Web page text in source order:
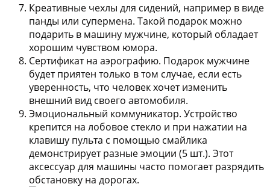
Креативные чехлы для сидений, например в виде
панды или супермена. Такой подарок можно
подарить в машину мужчине, который обладает
хорошим чувством юмора.
Сертификат на аэрографию. Подарок мужчине
будет приятен только в том случае, если есть
уверенность, что человек хочет изменить
внешний вид своего автомобиля.
Эмоциональный коммуникатор. Устройство
крепится на лобовое стекло и при нажатии на
клавишу пульта с помощью смайлика
демонстрирует разные эмоции (5 шт.). Этот
аксессуар для машины часто помогает разрядить
обстановку на дорогах.